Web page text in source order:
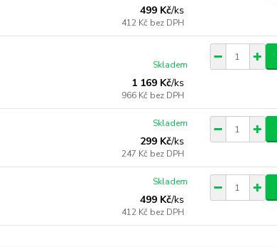
499 Kč/ks
412 Kč bez DPH
1 169 Kč/ks
966 Kč bez DPH
Skladem
299 Kč/ks
247 Kč bez DPH
Skladem
499 Kč/ks
412 Kč bez DPH
Skladem